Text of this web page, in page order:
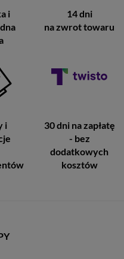
i
14 dni
na zwrot towaru
i
30 dni na zapłatę
- bez
dodatkowych
kosztów